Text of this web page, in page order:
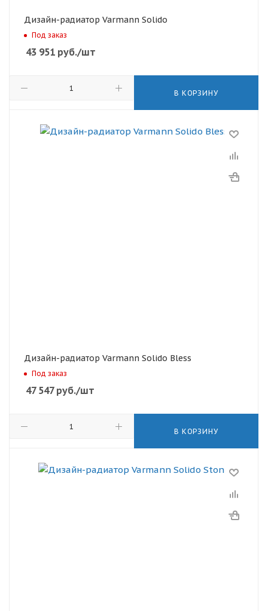
Дизайн-радиатор Varmann Solido
Под заказ
43 951 руб./шт
В КОРЗИНУ
Дизайн-радиатор Varmann Solido Bless
Под заказ
47 547руб./шт
В КОРЗИНУ